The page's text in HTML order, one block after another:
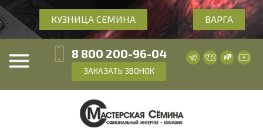
КУЗНИЦА СЕМИНА ВАРГА
8 800 200-96-04
ЗАКАЗАТЬ ЗВОНОК